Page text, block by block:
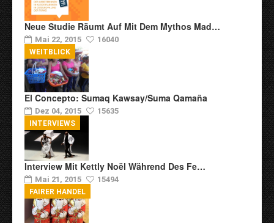
Neue Studie Räumt Auf Mit Dem Mythos Mad…
Mai 22, 2015 16040
El Concepto: Sumaq Kawsay/Suma Qamaña
Dez 04, 2015 15635
WEITBLICK
Interview Mit Kettly Noël Während Des Fe…
Mai 21, 2015 15494
INTERVIEWS
FAIRER HANDEL